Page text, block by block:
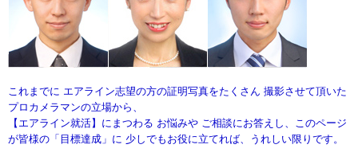
これまでに エアライン志望の方の証明写真をたくさん 撮影させて頂いた
プロカメラマンの立場から、
【エアライン就活】にまつわる お悩みや ご相談にお答えし、このページ
が皆様の「目標達成」に 少しでもお役に立てれば、うれしい限りです。